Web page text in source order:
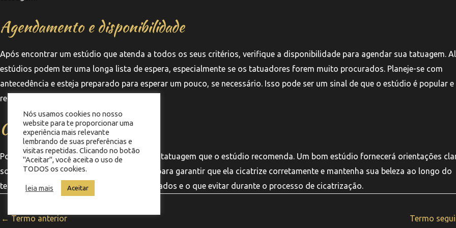
Agendamento e disponibilidade
Após encontrar um estúdio que atenda a todos os seus critérios, verifique a disponibilidade para agendar sua tatuagem.
estúdios podem ter uma longa lista de espera, especialmente se os tatuadores forem muito procurados. Planeje-se com
antecedência e esteja preparado para esperar um pouco, se necessário. Isso pode ser um sinal de que o estúdio é popular e
respeitado.
Cuidados pós-tatuagem
Por fim, informe-se sobre os cuidados pós-tatuagem que o estúdio recomenda. Um bom estúdio fornecerá orientações
sobre como cuidar da sua nova tatuagem para garantir que ela cicatrize corretamente e mantenha sua beleza ao longo do
tempo. Pergunte sobre produtos recomendados e o que evitar durante o processo de cicatrização.
← Termo anterior Termo
Nós usamos cookies no nosso
website para te proporcionar uma
experiência mais relevante
lembrando de suas preferências e
visitas repetidas. Clicando no botão
"Aceitar", você aceita o uso de
TODOS os cookies.
leia mais Aceitar